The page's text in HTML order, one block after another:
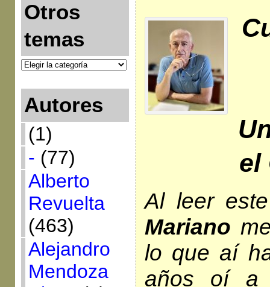
Otros
temas
Autores
(1)
- (77)
Alberto
Revuelta
(463)
Alejandro
Mendoza
el
Al leer
Mariano
lo que aí
años oí a